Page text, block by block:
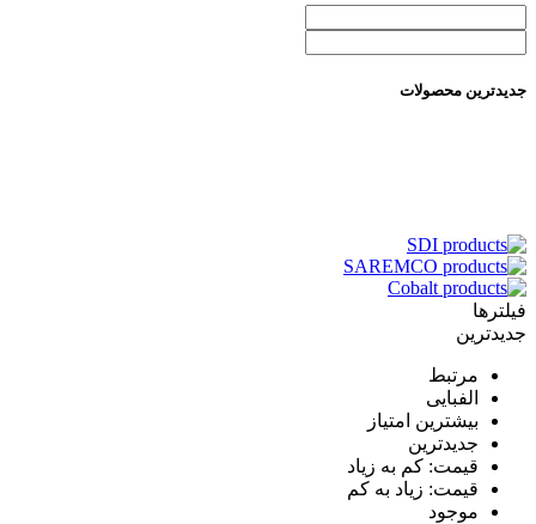
جدیدترین محصولات
فیلترها
جدیدترین
مرتبط
الفبایی
بیشترین امتیاز
جدیدترین
قیمت: کم به زیاد
قیمت: زیاد به کم
موجود